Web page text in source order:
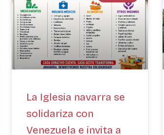
La Iglesia navarra se
solidariza con
Venezuela e invita a